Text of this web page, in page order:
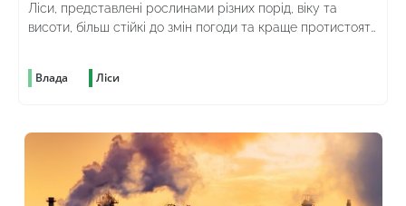
Ліси, представлені рослинами різних порід, віку та
висоти, більш стійкі до змін погоди та краще протистоять
Влада Ліси